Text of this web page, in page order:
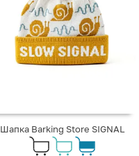
Шапка Barking Store SIGNAL